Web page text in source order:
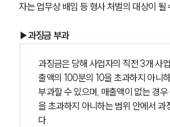
자는 업무상 배임 등 형사 처벌의 대상이 될
▶과징금 부과
과징금은 당해 사업자의 직전 3개 사
출액의 100분의 10을 초과하지 아니
부과할 수 있으며, 매출액이 없는 경
을 초과하지 아니하는 범위 안에서 과
다.